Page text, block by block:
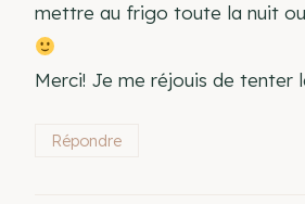
mettre au frigo toute la nuit
Merci! Je me réjouis de tenter
Répondre